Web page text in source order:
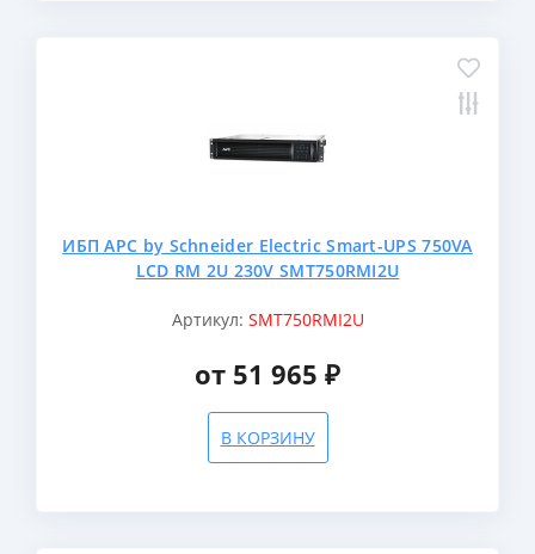
ИБП APC by Schneider Electric Smart-UPS 750VA
LCD RM 2U 230V SMT750RMI2U
Артикул: SMT750RMI2U
от 51 965 ₽
В КОРЗИНУ